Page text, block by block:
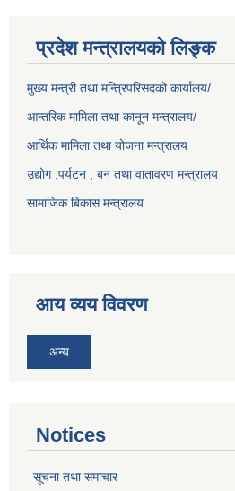
प्रदेश मन्त्रालयको लिङ्क
मुख्य मन्त्री तथा मन्त्रिपरिसदको कार्यालय/
आन्तरिक मामिला तथा कानून मन्त्रालय/
आर्थिक मामिला तथा योजना मन्त्रालय
उद्योग ,पर्यटन , बन तथा वातावरण मन्त्रालय
सामाजिक बिकास मन्त्रालय
आय व्यय विवरण
अन्य
Notices
सूचना तथा समाचार